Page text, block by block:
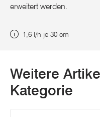
erweitert werden.
1,6 l/h je 30 cm
Weitere
Kategorie